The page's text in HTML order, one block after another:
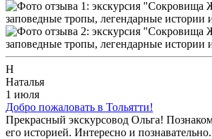
Н
Наталья
1 июля
Добро пожаловать в Тольятти!
Прекрасный экскурсовод Ольга!
его историей. Интересно и познавательно.